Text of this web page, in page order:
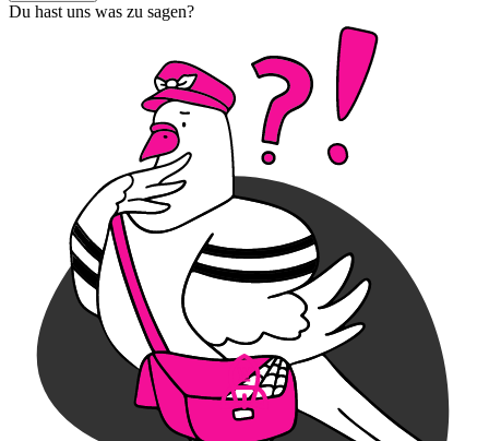
Du hast uns was zu sagen?